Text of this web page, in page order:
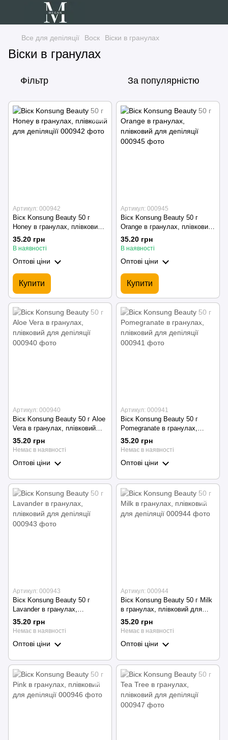
Все для депіляції Воск Віски в гранулах
Віски в гранулах
Фільтр За популярністю
Артикул: 000942
Віск Konsung Beauty 50 г
Honey в гранулах, плівковий
для депіляціїї
35.20 грн
В наявності
Оптові ціни
Купити
Артикул: 000945
Віск Konsung Beauty 50 г
Orange в гранулах, плівковий
для депіляції
35.20 грн
В наявності
Оптові ціни
Купити
Артикул: 000940
Віск Konsung Beauty 50 г Aloe
Vera в гранулах, плівковий
для депіляції
35.20 грн
Немає в наявності
Оптові ціни
Артикул: 000941
Віск Konsung Beauty 50 г
Pomegranate в гранулах,
плівковий для депіляції
35.20 грн
Немає в наявності
Оптові ціни
Артикул: 000943
Віск Konsung Beauty 50 г
Lavander в гранулах,
плівковий для депіляції
35.20 грн
Немає в наявності
Оптові ціни
Артикул: 000944
Віск Konsung Beauty 50 г Milk
в гранулах, плівковий для
депіляції
35.20 грн
Немає в наявності
Оптові ціни